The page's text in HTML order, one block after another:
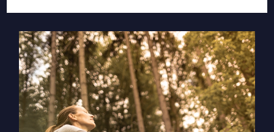
שמש
נכנסת
לקשת
–
הכרת